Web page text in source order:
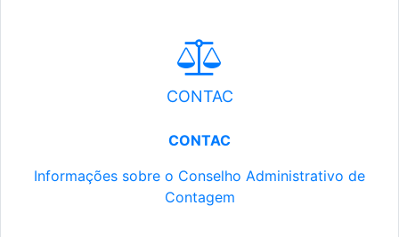
CONTAC
CONTAC
Informações sobre o Conselho Administrativo de
Contagem